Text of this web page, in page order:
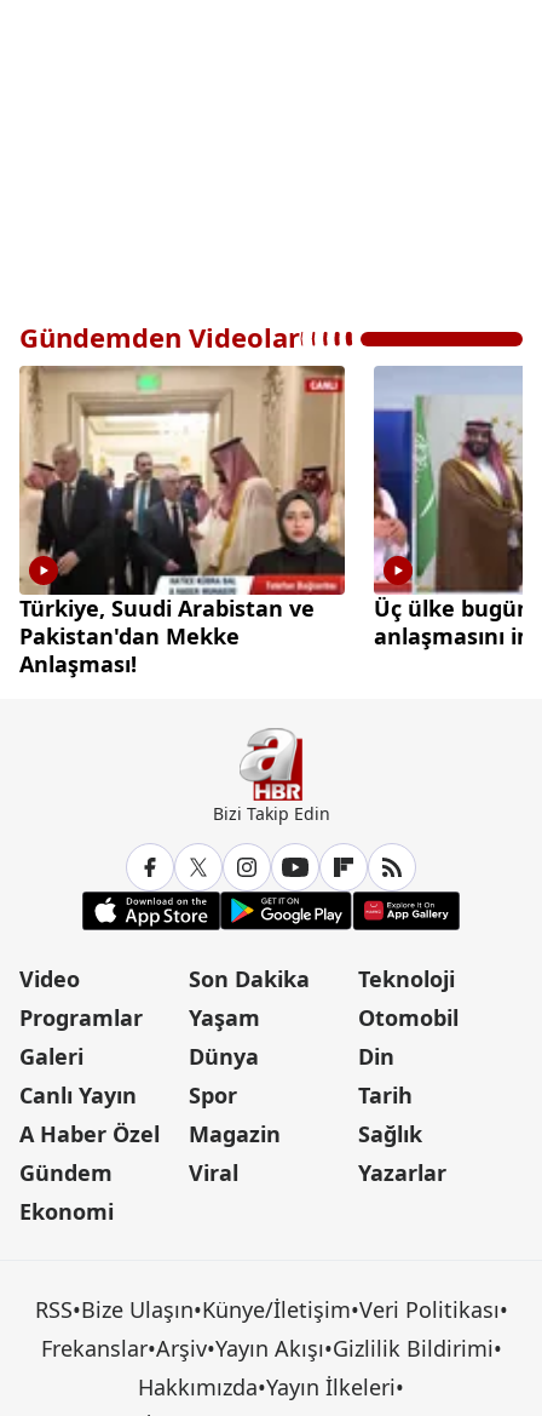
Gündemden Videolar
Türkiye, Suudi Arabistan ve
Pakistan'dan Mekke
Anlaşması!
Üç ülke bugün
anlaşmasını
Bizi Takip Edin
Video
Programlar
Galeri
Canlı Yayın
A Haber Özel
Gündem
Ekonomi
Son Dakika
Yaşam
Dünya
Spor
Magazin
Viral
Teknoloji
Otomobil
Din
Tarih
Sağlık
Yazarlar
RSS•Bize Ulaşın•Künye/İletişim•Veri Politikası•
Frekanslar•Arşiv•Yayın Akışı•Gizlilik Bildirimi•
Hakkımızda•Yayın İlkeleri•